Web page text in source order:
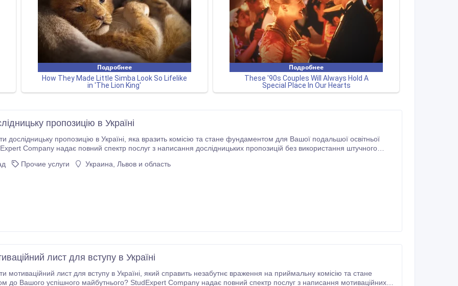
пропозицію в Україні
в Україні, яка вразить комісію та стане фундаментом для Вашої подальшої освітньої
Прочие услуги Украина, Львов и область
лист для вступу в Україні
для вступу в Україні, який справить незабутнє враження на приймальну комісію та стане
майбутнього? StudExpert Company надає повний спектр послуг з написання мотиваційних